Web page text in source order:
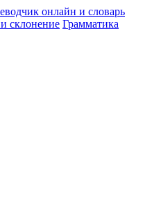
и склонение Грамматика